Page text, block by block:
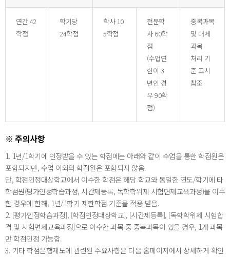
연간 42
학점
학기당
24학점
학사 10
5학점
전문학
사 60학
점
(수업연
한이 3
년인 경
우 90학
점)
중복과목
및 대체
과목
처리 기
준 고시
참조
※ 주의사항
1. 1년/1학기에 인정받을 수 있는 학점에는 아래와 같이 수업을 통한 학점원은
포함되지만, 수업 이외의 학점원은 포함되지 않음.
단, 학점인정대상학교에서 이수한 학점은 해당 학교와 동일한 연도/학기에 타
학점원(평가인정학습과정, 시간제등록, 독학학위제 시험면제교육과정)을 이수
한 경우에 한해, 1년/1학기 제한학점 기준을 적용 받음.
2. [평가인정학습과정], [학점인정대상학교], [시간제등록], [독학학위제 시험합
격 및 시험면제교육과정]으로 이수한 과목 중 중복과목이 있을 경우, 1개 과목
만 학점인정 가능함.
3. 기타 학점은행제도에 관련된 주요사향은 다음 홈페이지에서 상세하게 확인